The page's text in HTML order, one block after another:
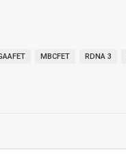
MBCFET RDNA 3